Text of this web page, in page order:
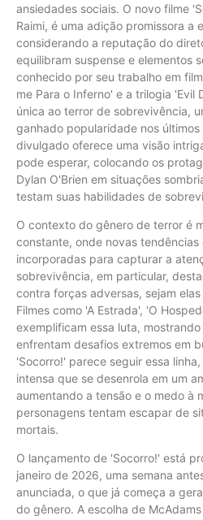
ansiedades sociais. O novo filme
Raimi, é uma adição promissora a
considerando a reputação do
equilibram suspense e elementos
conhecido por seu trabalho em
me Para o Inferno' e a trilogia 'Evil
única ao terror de sobrevivência,
ganhado popularidade nos
divulgado oferece uma visão
pode esperar, colocando os
Dylan O'Brien em situações
testam suas habilidades de
O contexto do gênero de terror é
constante, onde novas tendências
incorporadas para capturar a
sobrevivência, em particular,
contra forças adversas, sejam
Filmes como 'A Estrada', 'O
exemplificam essa luta,
enfrentam desafios extremos em
'Socorro!' parece seguir essa
intensa que se desenrola em um
aumentando a tensão e o medo à
personagens tentam escapar de
mortais.
O lançamento de 'Socorro!' está
janeiro de 2026, uma semana
anunciada, o que já começa a
do gênero. A escolha de